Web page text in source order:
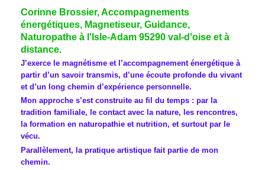
Corinne Brossier, Accompagnements
énergétiques, Magnetiseur, Guidance,
Naturopathe à l'Isle-Adam 95290 val-d'oise et à
distance.
J’exerce le magnétisme et l’accompagnement énergétique à
partir d’un savoir transmis, d’une écoute profonde du vivant
et d’un long chemin d’expérience personnelle.
Mon approche s’est construite au fil du temps : par la
tradition familiale, le contact avec la nature, les rencontres,
la formation en naturopathie et nutrition, et surtout par le
vécu.
Parallèlement, la pratique artistique fait partie de mon
chemin.